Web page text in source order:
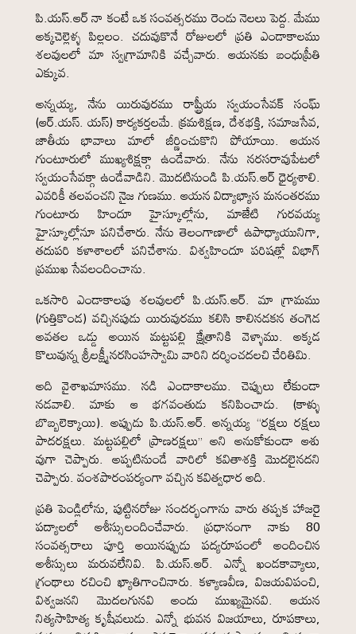
పి.యస్.ఆర్ నా కంటే ఒక సంవత్సరము రెండు నెలలు పెద్ద. మేము
అక్కచెల్లెళ్ళ పిల్లలం. చదువుకొనే రోజులలో ప్రతి ఎండాకాలము
శలవులలో మా స్వగ్రామానికి వచ్చేవారు. ఆయనకు బంధుప్రీతి
ఎక్కువ.
అన్నయ్య, నేను యిరువురము రాష్ట్రీయ స్వయంసేవక్ సంఘ్
(ఆర్.యస్. యస్) కార్యకర్తలమే. క్రమశిక్షణ, దేశభక్తి, సమాజసేవ,
జాతీయ భావాలు మాలో జీర్ణించుకొని పోయాయి. ఆయన
గుంటూరులో ముఖ్యశిక్షక్గా ఉండేవారు. నేను నరసరావుపేటలో
స్వయంసేవక్గా ఉండేవాడిని. మొదటినుండి పి.యస్.ఆర్ ధైర్యశాలి.
ఎవరికీ తలవంచని నైజ గుణము. ఆయన విద్యాభ్యాస మనంతరము
గుంటూరు హిందూ హైస్కూల్లోను, మాజేటి గురవయ్య
హైస్కూల్లోనూ పనిచేశారు. నేను తెలంగాణాలో ఉపాధ్యాయునిగా,
తదుపరి కళాశాలలో పనిచేశాను. విశ్వహిందూ పరిషత్లో విభాగ్
ప్రముఖ సేవలందించాను.
ఒకసారి ఎండాకాలపు శలవులలో పి.యస్.ఆర్. మా గ్రామము
(గుత్తికొండ) వచ్చినపుడు యిరువురము కలిసి కాలినడకన తంగెడ
అవతల ఒడ్డు అయిన మట్టపల్లి క్షేత్రానికి వెళ్ళాము. అక్కడ
కొలువున్న శ్రీలక్ష్మీనరసింహస్వామి వారిని దర్శించదలచి చేరితిమి.
అది వైశాఖమాసము. నడి ఎండాకాలము. చెప్పులు లేకుండా
నడవాలి. మాకు ఆ భగవంతుడు కనిపించాడు. (కాళ్ళు
బొబ్బలెక్కాయి). అప్పుడు పి.యస్.ఆర్. అన్నయ్య “రక్షలు రక్షలు
పాదరక్షలు. మట్టపల్లిలో ప్రాణరక్షలు” అని అనుకోకుండా ఆశు
వుగా చెప్పారు. అప్పటినుండే వారిలో కవితాశక్తి మొదలైనదని
చెప్పారు. వంశపారంపర్యంగా వచ్చిన కవిత్వధార అది.
ప్రతి పెండ్లిలోను, పుట్టినరోజు సందర్భంగాను వారు తప్పక హాజరై
పద్యాలలో ఆశీస్సులందించేవారు. ప్రధానంగా నాకు 80
సంవత్సరాలు పూర్తి అయినప్పుడు పద్యరూపంలో అందించిన
అశీస్సులు మరువలేనివి. పి.యస్.ఆర్. ఎన్నో ఖండకావ్యాలు,
గ్రంథాలు రచించి ఖ్యాతిగాంచినారు. కళ్యాణవీణ, విజయవిపంచి,
విశ్వజనని మొదలగునవి అందు ముఖ్యమైనవి. ఆయన
నిత్యసాహిత్య కృషీవలుడు. ఎన్నో భువన విజయాలు, రూపకాలు,